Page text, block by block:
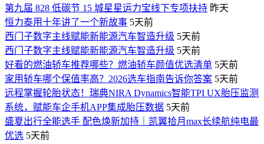
第九届 828 低碳节 15 城星星运力宝线下专项扶持 昨天
恒力泰用十年讲了一个新故事 5天前
西门子数字主线赋能新能源汽车智造升级 5天前
西门子数字主线赋能新能源汽车智造升级 5天前
好看的燃油轿车推荐哪些？燃油轿车颜值优选清单 5天前
家用轿车哪个保值率高？2026选车指南告诉你答案 5天前
远程掌握轮胎状态！瑞典NIRA Dynamics智能TPI UX胎压监测
系统，赋能车企手机APP集成胎压数据 5天前
盛夏出行全能选手 配色焕新加持｜凯翼拾月max长续航纯电最
优选 5天前